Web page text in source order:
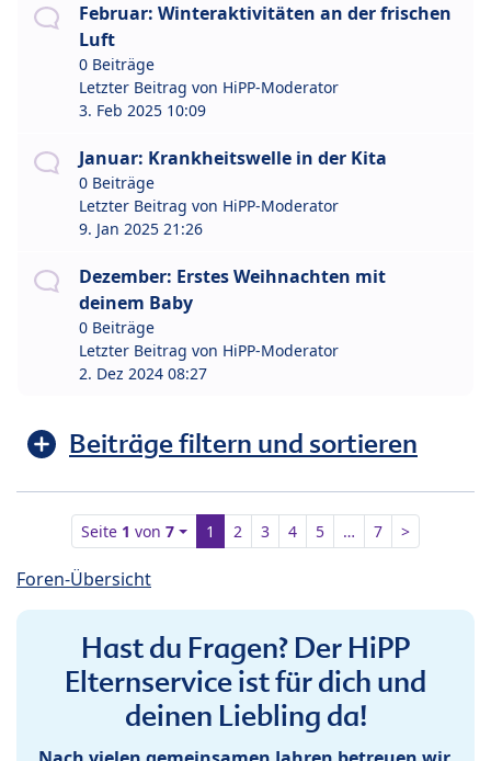
Februar: Winteraktivitäten an der frischen
Luft
0 Beiträge
Letzter Beitrag von HiPP-Moderator
3. Feb 2025 10:09
Januar: Krankheitswelle in der Kita
0 Beiträge
Letzter Beitrag von HiPP-Moderator
9. Jan 2025 21:26
Dezember: Erstes Weihnachten mit
deinem Baby
0 Beiträge
Letzter Beitrag von HiPP-Moderator
2. Dez 2024 08:27
Beiträge filtern und sortieren
Seite 1 von7 1 2 3 4 5 … 7 >
Foren-Übersicht
Hast du Fragen? Der HiPP
Elternservice ist für dich und
deinen Liebling da!